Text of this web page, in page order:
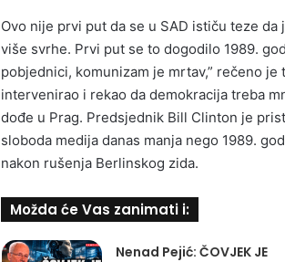
Ovo nije prvi put da se u SAD ističu teze
više svrhe. Prvi put se to dogodilo 1989.
pobjednici, komunizam je mrtav,” rečeno
intervenirao i rekao da demokracija treba
dođe u Prag. Predsjednik Bill Clinton je
sloboda medija danas manja nego 1989.
nakon rušenja Berlinskog zida.
Možda će Vas zanimati i:
Nenad Pejić: ČOVJEK JE